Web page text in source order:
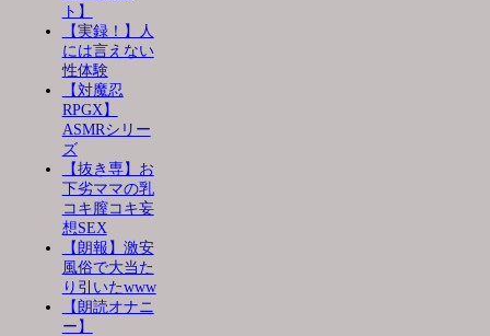
ト】
【実録！】人
には言えない
性体験
【対魔忍
RPGX】
ASMRシリー
ズ
【抜き専】お
下劣ママの乳
コキ膣コキ妄
想SEX
【朗報】激安
風俗で大当た
り引いたwww
【朗読オナニ
ー】